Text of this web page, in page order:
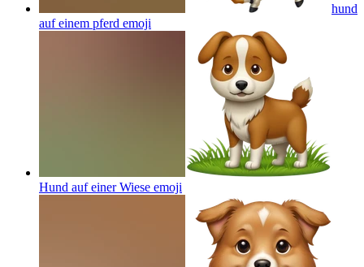
hund
auf einem pferd emoji
Hund auf einer Wiese emoji